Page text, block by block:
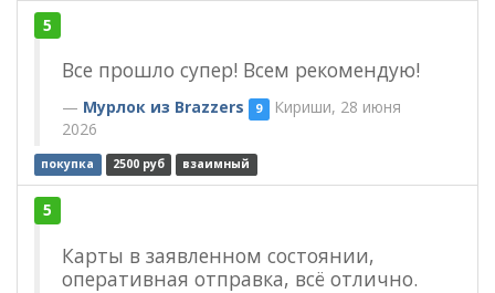
5
Все прошло супер! Всем рекомендую!
Мурлок из Brazzers 9 Кириши, 28 июня
2026
покупка 2500 руб взаимный
5
Карты в заявленном состоянии,
оперативная отправка, всё отлично.